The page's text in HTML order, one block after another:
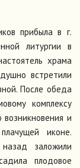
прибыла в г.
литургии в
храма
встретили
После обеда
комплексу
возникновения и
плачущей иконе.
заложили
плодовое